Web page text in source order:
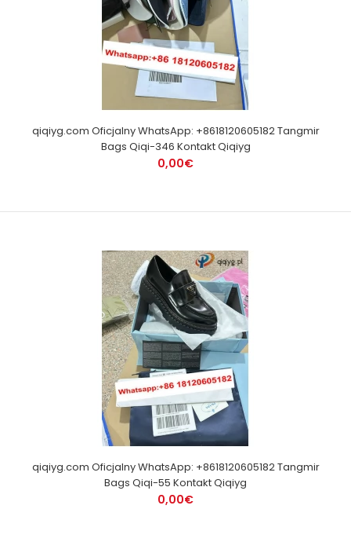
qiqiyg.com Oficjalny WhatsApp: +8618120605182 Tangmir
Bags Qiqi-346 Kontakt Qiqiyg
0,00€
qiqiyg.com Oficjalny WhatsApp: +8618120605182 Tangmir
Bags Qiqi-55 Kontakt Qiqiyg
0,00€